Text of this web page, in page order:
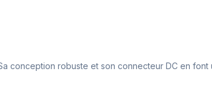
conception robuste et son connecteur DC en font